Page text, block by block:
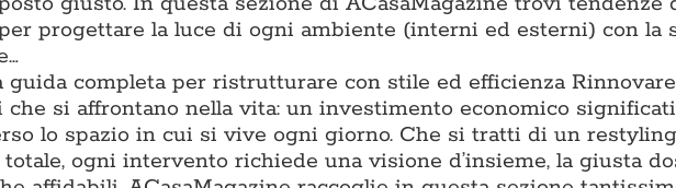
progettare la luce di ogni ambiente (interni ed esterni) con la
guida completa per ristrutturare con stile ed efficienza
si affrontano nella vita: un investimento economico
lo spazio in cui si vive ogni giorno. Che si tratti di un restyling
ogni intervento richiede una visione d’insieme, la giusta